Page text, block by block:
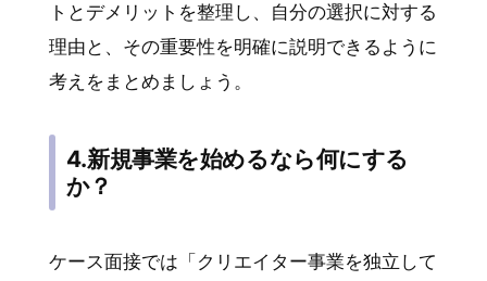
トとデメリットを整理し、自分の選択に対する
理由と、その重要性を明確に説明できるように
考えをまとめましょう。
4.新規事業を始めるなら何にする
か？
ケース面接では「クリエイター事業を独立して